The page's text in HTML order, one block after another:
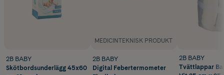
2B BABY
Skötbordsunderlägg 45x60
MEDICINTEKNISK PRODUKT
2B BABY
Digital Febertermometer
2B BABY
Tvättlappar